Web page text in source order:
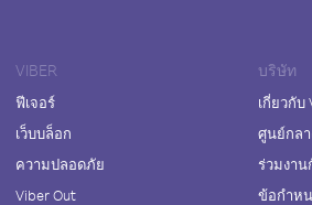
VIBER
ฟีเจอร์
เว็บบล็อก
ความปลอดภัย
Viber Out
บริษัท
เกี่ยวกับ
ศูนย์กล
ร่วมงาน
ข้อกำห